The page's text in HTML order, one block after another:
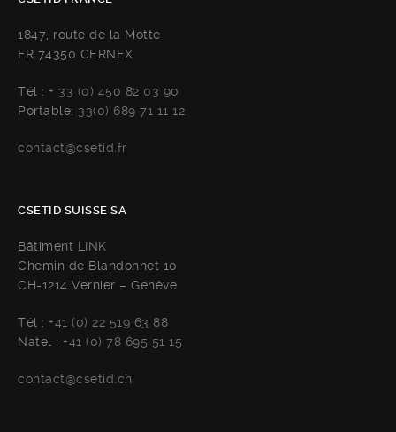
1847, route de la Motte
FR 74350 CERNEX
Tél : + 33 (0) 450 82 03 90
Portable: 33(0) 689 71 11 12
contact@csetid.fr
CSETID SUISSE SA
Bâtiment LINK
Chemin de Blandonnet 10
CH-1214 Vernier – Genève
Tél : +41 (0) 22 519 63 88
Natel : +41 (0) 78 695 51 15
contact@csetid.ch